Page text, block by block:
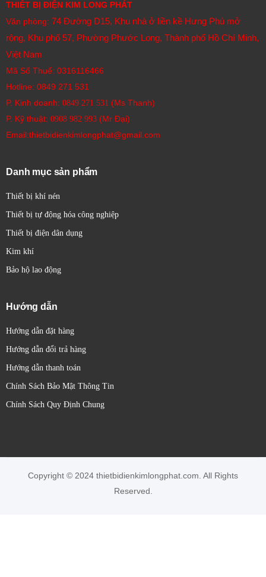
THIẾT BỊ ĐIỆN KIM LONG PHÁT
Văn phòng: 74 Đường D15, Khu nhà ở liền kề Hưng Phú mở
rộng, Khu phố 57, Phường Phước Long, Thành phố Hồ Chí Minh,
Việt Nam
Mã Số Thuế: 0316116466
Hotline: 0849 271 531
P. Kinh doanh: 0849 271 531 (Ms Thanh)
P. Kỹ thuật: 0908 982 993​ (Mr Đại)
Email:thietbidienkimlongphat@gmail.com
Danh mục sản phẩm
Thiết bị khí nén
Thiết bị tự động hóa công nghiệp
Thiết bị điện dân dụng
Kim khí
Bảo hộ lao động
Hướng dẫn
Hướng dẫn đặt hàng
Hướng dẫn đổi trả hàng
Hướng dẫn thanh toán
Chính Sách Bảo Mật Thông Tin
Chính Sách Quy Định Chung
Copyright © 2024 thietbidienkimlongphat.com. All Rights
Reserved.